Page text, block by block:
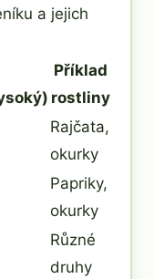
a jejich
Příklad
rostliny
Rajčata,
okurky
Papriky,
okurky
Různé
druhy